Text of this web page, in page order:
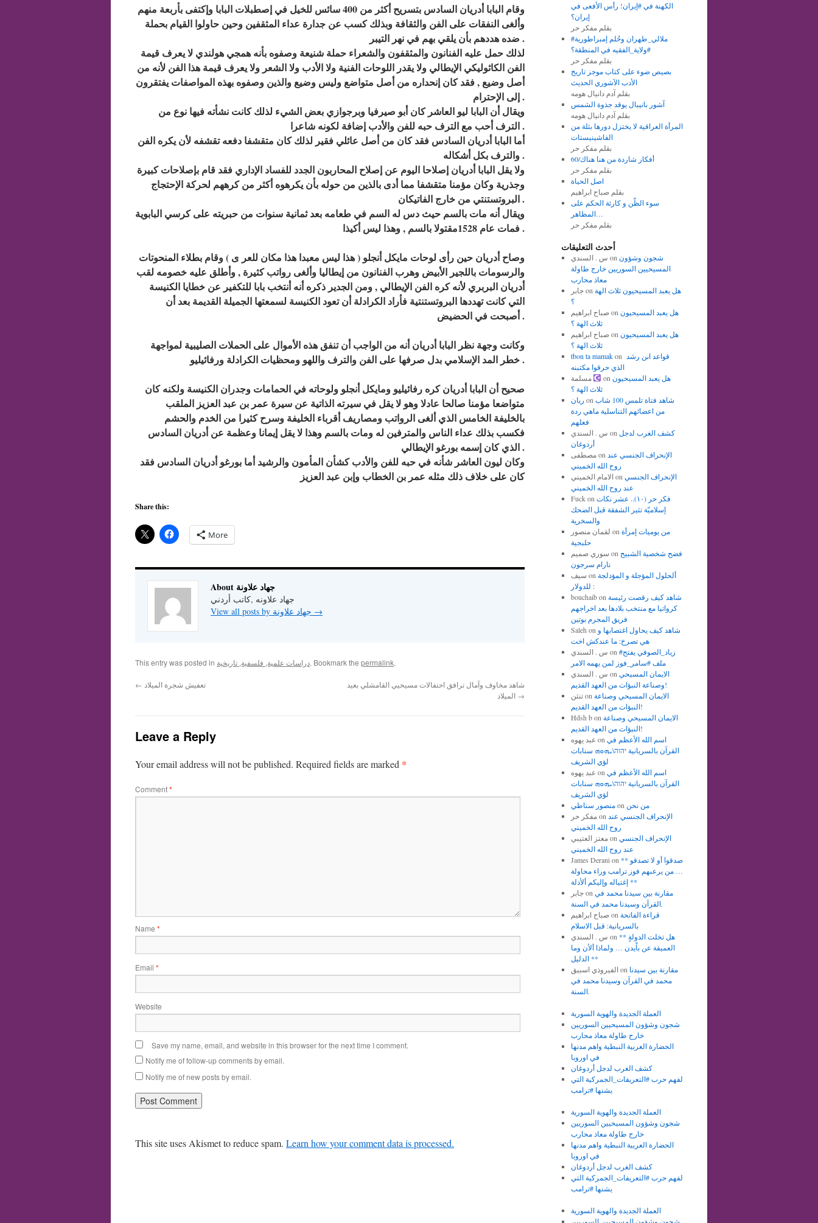
وقام البابا أدريان السادس بتسريح أكثر من 400 سائس للخيل في إصطبلات البابا وإكتفى بأربعة منهم
وألغى النفقات على الفن والثقافة وبذلك كسب عن جدارة عداء المثقفين وحين حاولوا القيام بحملة
ضده هددهم بأن يلقي بهم في نهر التيبر .
لذلك حمل عليه الفنانون والمثقفون والشعراء حملة شنيعة وصفوه بأنه همجي هولندي لا يعرف قيمة
الفن الكاثوليكي الإيطالي ولا يقدر اللوحات الفنية ولا الأدب ولا الشعر ولا يعرف قيمة هذا الفن لأنه من
أصل وضيع , فقد كان إنحداره من أصل متواضع وليس وضيع والذين وصفوه بهذه المواصفات يفتقرون
إلى الإحترام .
ويقال أن البابا ليو العاشر كان أبو صيرفيا وبرجوازي بعض الشيء لذلك كانت نشأته فيها نوع من
الترف أحب مع الترف حبه للفن والأدب إضافة لكونه شاعرا .
أما البابا أدريان السادس فقد كان من أصل عائلي فقير لذلك كان متقشفا دفعه تقشفه لأن يكره الفن
والترف بكل أشكاله .
ولا يقل البابا أدريان إصلاحا اليوم عن إصلاح المحاربون الجدد للفساد الإداري فقد قام بإصلاحات كبيرة
وجذرية وكان مؤمنا متقشفا مما أدى بالذين من حوله بأن يكرهوه أكثر من كرههم لحركة الإحتجاج
البروتستنتي من خارج الفاتيكان .
ويقال أنه مات بالسم حيث دس له السم في طعامه بعد ثمانية سنوات من حبريته على كرسي البابوية
فمات عام 1528مقتولا بالسم , وهذا ليس أكيذا .
وصاح أدريان حين رأى لوحات مايكل أنجلو ( هذا ليس معبدا هذا مكان للعر ى ) وقام بطلاء المنحوتات
والرسومات باللجير الأبيض وهرب الفنانون من إيطاليا وألغى رواتب كثيرة , وأطلق عليه خصومه لقب
أدريان البربري لأنه كره الفن الإيطالي , ومن الجدير ذكره أنه أنتخب بابا للتكفير عن خطايا الكنيسة
التي كانت تهددها البروتستنتية فأراد الكرادلة أن تعود الكنيسة لسمعتها الجميلة القديمة بعد أن
أصبحت في الحضيض .
وكانت وجهة نظر البابا أدريان أنه من الواجب أن تنفق هذه الأموال على الحملات الصليبية لمواجهة
خطر المد الإسلامي بدل صرفها على الفن والترف واللهو ومحظيات الكرادلة ورفائيليو .
صحيح أن البابا أدريان كره رفائيليو ومايكل أنجلو ولوحاته في الحمامات وجدران الكنيسة ولكنه كان
متواضعا مؤمنا صالحا عادلا وهو لا يقل في سيرته الذاتية عن سيرة عمر بن عبد العزيز الملقب
بالخليفة الخامس الذي ألغى الرواتب ومصاريف أقرباء الخليفة وسرح كثيرا من الخدم والحشم
فكسب بذلك عداء الناس والمترفين له ومات بالسم وهذا لا يقل إيمانا وعظمة عن أدريان السادس
الذي كان إسمه بورغو الإيطالي .
وكان ليون العاشر شأنه في حبه للفن والأدب كشأن المأمون والرشيد أما بورغو أدريان السادس فقد
كان على خلاف ذلك مثله عمر بن الخطاب وإبن عبد العزيز
Share this:
More
About جهاد علاونة
جهاد علاونه ,كاتب أردني
→
This entry was posted in دراسات علمية, فلسفية, تاريخية. Bookmark the permalink.
← تعفيش شجرة الميلاد
شاهد مخاوف وآمال ترافق احتفالات مسيحيي القامشلي بعيد
→
Leave a Reply
Your email address will not be published. Required fields are marked *
Comment*
Name *
Email *
Website
Save my name, email, and website in this browser for the next time I comment.
Notify me of follow-up comments by email.
Notify me of new posts by email.
This site uses Akismet to reduce spam. Learn how your comment data is processed.
الكهنة في #إيران؛ رأس الأفعى في
إيران؟
بقلم مفكر حر
#ملالي_طهران وحُلم إمبراطورية
#ولاية_الفقيه في المنطقة؟
بقلم مفكر حر
بصيص ضوء على كتاب موجز تاريخ
الأدب الآشوري الحديث
بقلم آدم دانيال هومه
آشور بانيبال يوقد جذوة الشمس
بقلم آدم دانيال هومه
المرأة العراقية لا يختزل دورها بثلة من
الفاشينيستات
بقلم مفكر حر
أفكار شاردة من هنا هناك/60
بقلم مفكر حر
اصل الحياة
بقلم صباح ابراهيم
سوء الظّن و كارثة الحكم على
المظاهر…
بقلم مفكر حر
أحدث التعليقات
س . السندي on شجون وشؤون
المسيحيين السوريين خارج طاولة
معاذ محارب
جابرon هل يعبد المسيحيون ثلاث الهة
؟
صباح ابراهيمon هل يعبد المسيحيون
ثلاث الهة ؟
صباح ابراهيمon هل يعبد المسيحيون
ثلاث الهة ؟
tbon ta mamakon
الذي حرقوا مكتبنه
مسلمة
onهل يعبد المسيحيون
ثلاث الهة ؟
ريان on شاهد فتاة تلمس 100 شاب
من اعضائهم التناسلية ماهي ردة
فعلهم
س . السندي on كشف الغرب لدجل
أردوغان
مصطفىon الإنحراف الجنسي عند
روح الله الخميني
الامام الخمينيon الإنحراف الجنسي
عند روح الله الخميني
Fuckon فكر حر (١٠).. عشر نكات
إسلاميّة تثير الشفقة قبل الضحك
والسخرية
لقمان منصور on من يوميات إمرأة
حلبجية
سوري صميم on فضح شخصية الشبيح
نارام سرجون
سيف on ألحلول المؤجلة و المؤدلجة
للدولار :
bouchaibon شاهد كيف رقصت رئيسة
كرواتيا مع منتخب بلادها بعد اخراجهم
فريق المجرم بوتين
Saleh on شاهد كيف يحاول اغتصابها و
هي تصرخ: ما عندكش اخت
س . السندي on #زياد_الصوفي يفتح
ملف #سامر_فوز لمن يهمه الامر
س . السندي on الايمان المسيحي
وصناعة النبؤات من العهد القديم!
تنثنon الايمان المسيحي وصناعة
النبؤات من العهد القديم!
Hdsh bon الايمان المسيحي وصناعة
النبؤات من العهد القديم!
عبد يهوه on اسم الله الأعظم في
القرآن بالسريانية יהוה\ܝܗܘܗ سنابات
لؤي الشريف
عبد يهوه on اسم الله الأعظم في
القرآن بالسريانية יהוה\ܝܗܘܗ سنابات
لؤي الشريف
منصور سناطيon من نحن
مفكر حرon الإنحراف الجنسي عند
روح الله الخميني
معتز العتيبيon الإنحراف الجنسي
عند روح الله الخميني
James Derani on ** صدقوا أو لا تصدقو
… من يرعبهم فوز ترامب وراء محاولة
إغتياله وإليكم ألأدلة **
جابرon مقارنة بين سيدنا محمد في
القرآن وسيدنا محمد في السنة.
صباح ابراهيمon قراءة الفاتحة
بالسريانية: قبل الاسلام
س . السندي on ** هل تخلت الدولةٍ
العميقة عن باْيدن … ولماذا ألأن وما
الدليل **
الفيروذي اسبيقon مقارنة بين سيدنا
محمد في القرآن وسيدنا محمد في
السنة.
العملة الجديدة والهوية السورية
شجون وشؤون المسيحيين السوريين
خارج طاولة معاذ محارب
الحضارة العربية النبطية واهم مدنها
في اوروبا
كشف الغرب لدجل أردوغان
لفهم حرب #التعريفات_الجمركية التي
يشنها #ترامب
العملة الجديدة والهوية السورية
شجون وشؤون المسيحيين السوريين
خارج طاولة معاذ محارب
الحضارة العربية النبطية واهم مدنها
في اوروبا
كشف الغرب لدجل أردوغان
لفهم حرب #التعريفات_الجمركية التي
يشنها #ترامب
العملة الجديدة والهوية السورية